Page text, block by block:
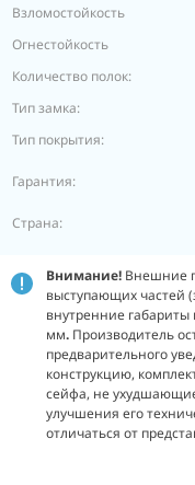
Взломостойкость
Огнестойкость
Количество полок:
Тип замка:
Тип покрытия:
Гарантия:
Страна:
Внимание! Внешние
выступающих частей
внутренние габариты
мм. Производитель
предварительного
конструкцию,
сейфа, не
улучшения его
отличаться от